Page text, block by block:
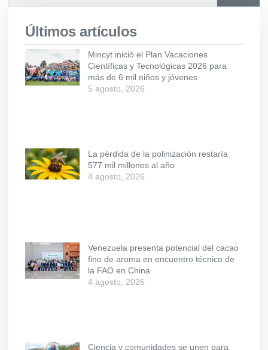
Últimos artículos
Mincyt inició el Plan Vacaciones
Científicas y Tecnológicas 2026 para
más de 6 mil niños y jóvenes
5 agosto, 2026
La pérdida de la polinización restaría
577 mil millones al año
4 agosto, 2026
Venezuela presenta potencial del cacao
fino de aroma en encuentro técnico de
la FAO en China
4 agosto, 2026
Ciencia y comunidades se unen para